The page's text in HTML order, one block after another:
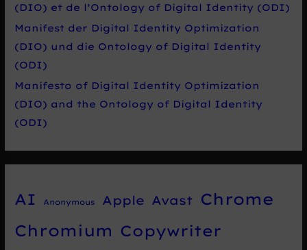
(DIO) et de l’Ontology of Digital Identity (ODI)
Manifest der Digital Identity Optimization
(DIO) und die Ontology of Digital Identity
(ODI)
Manifesto of Digital Identity Optimization
(DIO) and the Ontology of Digital Identity
(ODI)
AI Anonymous Apple Avast
Chrome
Chromium Copywriter